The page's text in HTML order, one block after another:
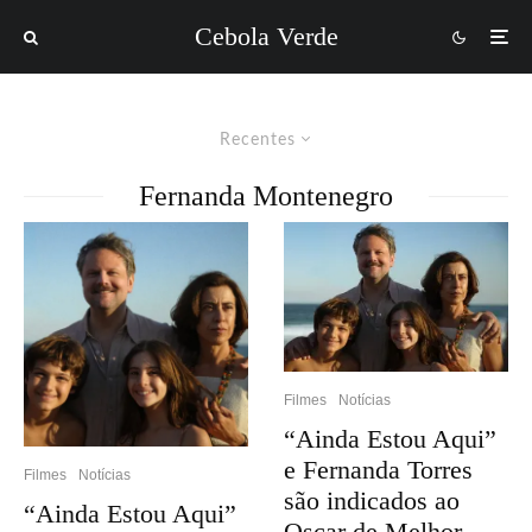
Cebola Verde
Recentes
Fernanda Montenegro
Filmes Notícias
“Ainda Estou Aqui”
Filmes Notícias
“Ainda Estou Aqui”
e Fernanda Torres
são indicados ao